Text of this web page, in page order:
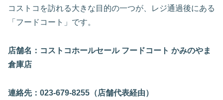
コストコを訪れる大きな目的の一つが、レジ通過後にある
「フードコート」です。
店舗名：コストコホールセール フードコート かみのやま
倉庫店
連絡先：023-679-8255（店舗代表経由）